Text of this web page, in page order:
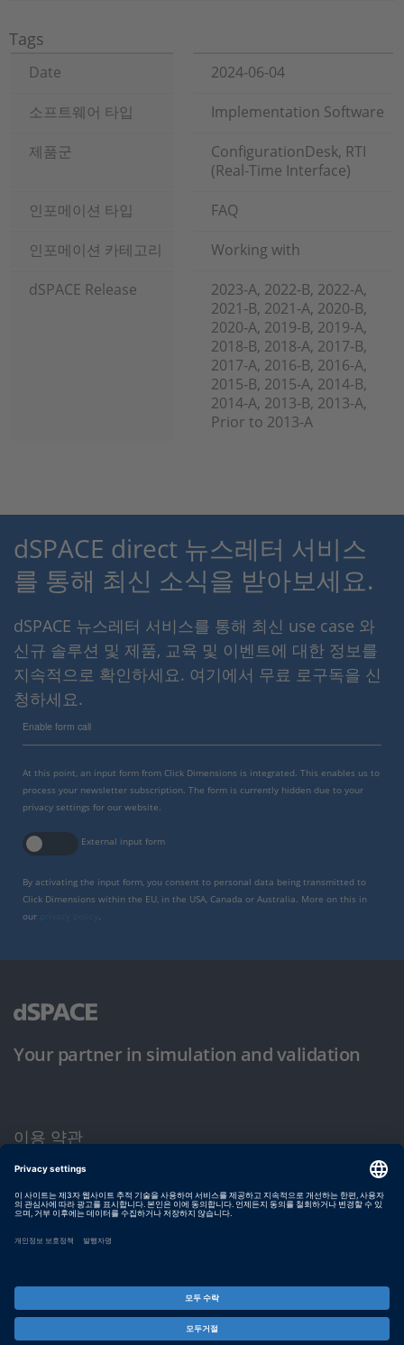
Tags
Date
2024-06-04
소프트웨어 타입
Implementation Software
제품군
ConfigurationDesk, RTI
(Real-Time Interface)
인포메이션 타입
FAQ
인포메이션 카테고리
Working with
dSPACE Release
2023-A, 2022-B, 2022-A,
2021-B, 2021-A, 2020-B,
2020-A, 2019-B, 2019-A,
2018-B, 2018-A, 2017-B,
2017-A, 2016-B, 2016-A,
2015-B, 2015-A, 2014-B,
2014-A, 2013-B, 2013-A,
Prior to 2013-A
dSPACE direct 뉴스레터 서비스
를 통해 최신 소식을 받아보세요.
dSPACE 뉴스레터 서비스를 통해 최신 use case 와
신규 솔루션 및 제품, 교육 및 이벤트에 대한 정보를
지속적으로 확인하세요. 여기에서 무료 로구독을 신
청하세요.
Enable form call
At this point, an input form from Click Dimensions is integrated. This enables us to
process your newsletter subscription. The form is currently hidden due to your
privacy settings for our website.
External input form
By activating the input form, you consent to personal data being transmitted to
Click Dimensions within the EU, in the USA, Canada or Australia. More on this in
our
Your partner in simulation and validation
이용 약관
개인정보 보호정책
발행자 정보